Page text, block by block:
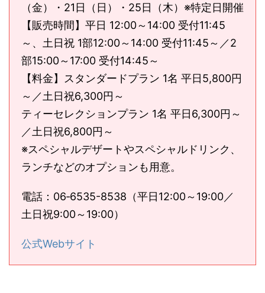
（金）・21日（日）・25日（木）※特定日開催
【販売時間】平日 12:00～14:00 受付11:45
～、土日祝 1部12:00～14:00 受付11:45～／2
部15:00～17:00 受付14:45～
【料金】スタンダードプラン 1名 平日5,800円
～／土日祝6,300円～
ティーセレクションプラン 1名 平日6,300円～
／土日祝6,800円～
※スペシャルデザートやスペシャルドリンク、
ランチなどのオプションも用意。
電話：06‐6535-8538（平日12:00～19:00／
土日祝9:00～19:00）
公式Webサイト